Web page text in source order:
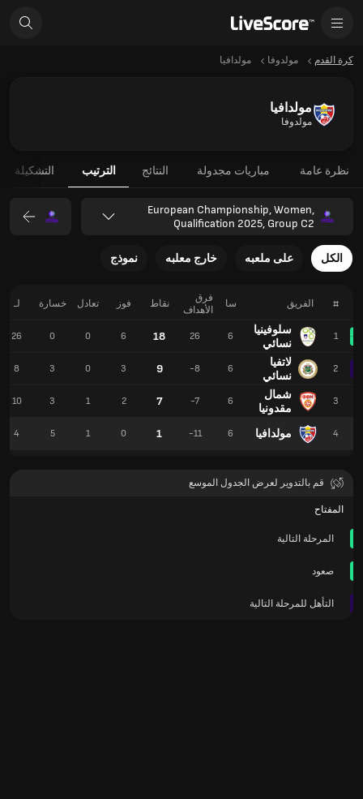
كرة القدم مولدوفا مولدافيا
مولدافيا
مولدوفا
نظرة عامة مباريات مجدولة النتائج الترتيب التشكيلة
European Championship, Women,
Qualification 2025, Group C2
الكل على ملعبه خارج معلبه نموذج
# الفريق
1
سلوفينيا
نسائي
2
لاتفيا
نسائي
3
شمال
مقدونيا
4 مولدافيا
سا
فرق
الأهداف
نقاط فوز تعادل خسارة لـ
6
26
18
6
0
0
26
6
-8
9
3
0
3
8
6
-7
7
2
1
3
10
6
-11
1
0
1
5
4
قم بالتدوير لعرض الجدول الموسع
المفتاح
المرحلة التالية
صعود
التأهل للمرحلة التالية